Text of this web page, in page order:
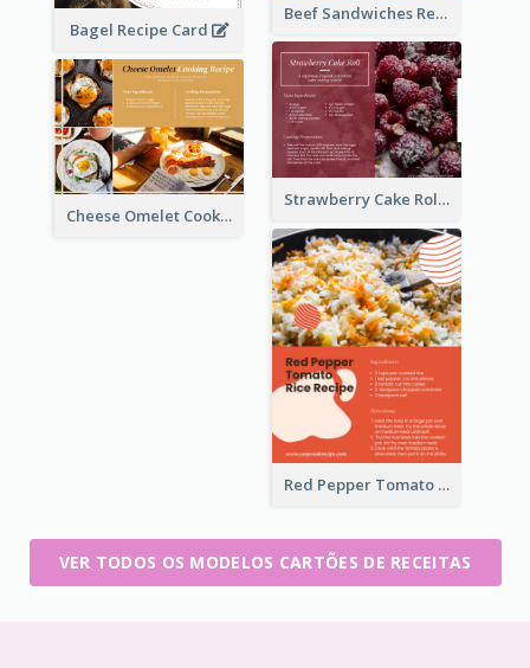
Beef Sandwiches Recipe Card
Bagel Recipe Card
Strawberry Cake Roll Recipe Card
Cheese Omelet Cooking Recipe Card
Red Pepper Tomato Rice Recipe Card
VER TODOS OS MODELOS CARTÕES DE RECEITAS